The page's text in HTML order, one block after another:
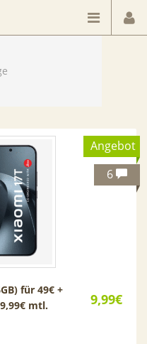
Angebot
6
9,99€
für 49€ +
mtl.